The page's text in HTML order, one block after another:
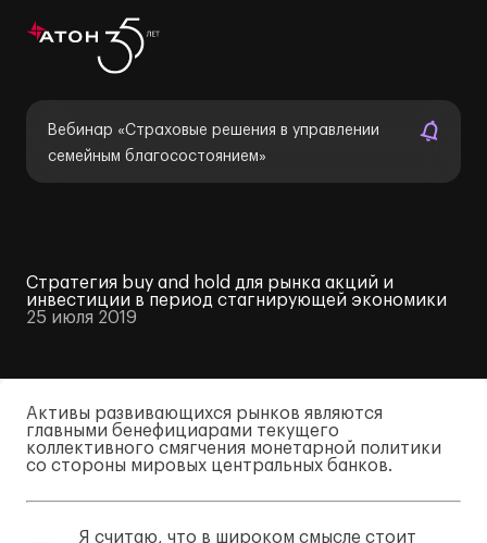
Вебинар «Страховые решения в управлении
семейным благосостоянием»
Стратегия buy and hold для рынка акций и
инвестиции в период стагнирующей экономики
25 июля 2019
Активы развивающихся рынков являются
главными бенефициарами текущего
коллективного смягчения монетарной политики
со стороны мировых центральных банков.
Я считаю, что в широком смысле стоит